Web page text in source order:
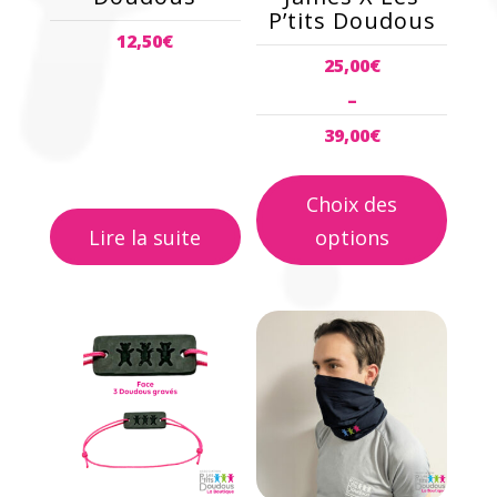
12,50€
Lire la suite
P’tits Doudous
25,00€
–
39,00€
de
prix :
39,00€
Choix des
options
choisies
sur
page
produit
plusieurs
variations.
Les